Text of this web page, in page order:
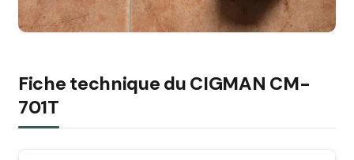
Fiche technique du CIGMAN CM-
701T